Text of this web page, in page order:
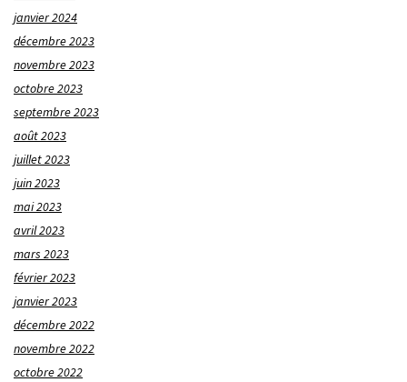
janvier 2024
décembre 2023
novembre 2023
octobre 2023
septembre 2023
août 2023
juillet 2023
juin 2023
mai 2023
avril 2023
mars 2023
février 2023
janvier 2023
décembre 2022
novembre 2022
octobre 2022